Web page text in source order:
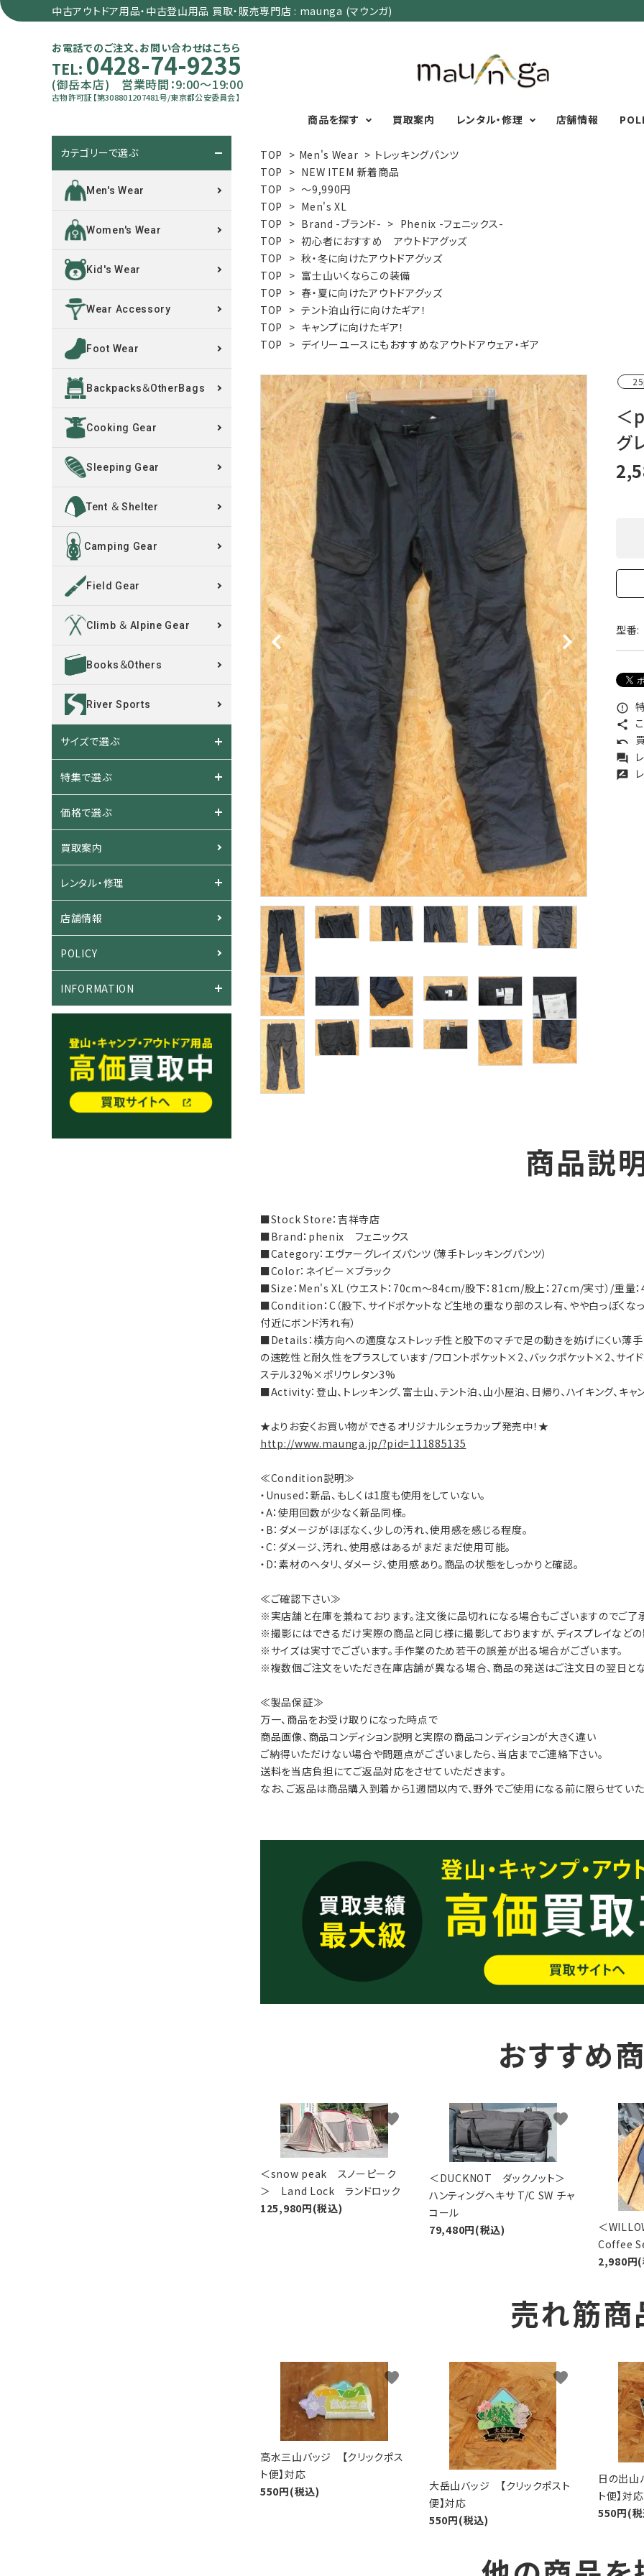
中古アウトドア用品・中古登山用品 買取・販売専門店 : maunga (マウンガ)
お電話でのご注文、お問い合わせはこちら
TEL: 0428-74-9235
(御岳本店) 営業時間：9:00～19:00
古物許可証【第308801207481号/東京都公安委員会】
商品を探す
Men's Wear
Women's Wear
Kid's Wear
Wear Accessory
Foot Wear
Backpacks＆
OtherBags
Cooking Gear
Tent ＆ Shelter
Camping Gear
Field Gear
Climb ＆ Alpine
Books＆Others
River Sports
MENS
XXSXS
ギア
テント泊山行に向けた
ア！
沢登りに向けたウェア
ア！
トレイルラン向けウェア
ア！
キャンプに向けたギア！
買取案内 レンタル・修理 店舗情報
レンタル・修理
INFORMATION
ACCOUNT MENU
ようこそ ゲスト 様
ログイン
TOP > Men's Wear > トレッキングパンツ
TOP > NEW ITEM 新着商品
TOP > ～9,990円
TOP > Men's XL
TOP > Brand -ブランド- > Phenix -フェニックス-
TOP > 初心者におすすめ アウトドアグッズ
TOP > 秋・冬に向けたアウトドアグッズ
TOP > 富士山いくならこの装備
TOP > 春・夏に向けたアウトドアグッズ
TOP > テント泊山行に向けたギア！
TOP > キャンプに向けたギア！
TOP > デイリーユースにもおすすめなアウトドアウェア・ギア
＜
グ
型番:
error_outline
share
undo
forum
rate_review
商品説
■Stock Store：吉祥寺店
■Brand：phenix フェニックス
■Category：エヴァーグレイズパンツ（薄手トレッキングパンツ）
■Color：ネイビー×ブラック
■Size：Men's XL（ウエスト：70cm～84cm/股下：81cm/股上：27cm/実寸）/重量
■Condition：C（股下、サイドポケットなど生地の重なり部のスレ有、やや白っぽく
付近にボンド汚れ有）
■Details：横方向への適度なストレッチ性と股下のマチで足の動きを妨げにくい薄手
の速乾性と耐久性をプラスしています/フロントポケット×2、バックポケット×2、サ
ステル32%×ポリウレタン3%
■Activity：登山、トレッキング、富士山、テント泊、山小屋泊、日帰り、ハイキング、キャ
★よりお安くお買い物ができるオリジナルシェラカップ発売中！★
http://www.maunga.jp/?pid=111885135
≪Condition説明≫
・Unused：新品、もしくは1度も使用をしていない。
・A：使用回数が少なく新品同様。
・B：ダメージがほぼなく、少しの汚れ、使用感を感じる程度。
・C：ダメージ、汚れ、使用感はあるがまだまだ使用可能。
・D：素材のヘタリ、ダメージ、使用感あり。商品の状態をしっかりと確認。
≪ご確認下さい≫
※実店舗と在庫を兼ねております。注文後に品切れになる場合もございますのでご了
※撮影にはできるだけ実際の商品と同じ様に撮影しておりますが、ディスプレイなど
※サイズは実寸でございます。手作業のため若干の誤差が出る場合がございます。
※複数個ご注文をいただき在庫店舗が異なる場合、商品の発送はご注文日の翌日とな
≪製品保証≫
万一、商品をお受け取りになった時点で
商品画像、商品コンディション説明と実際の商品コンディションが大きく違い
ご納得いただけない場合や問題点がございましたら、当店までご連絡下さい。
送料を当店負担にてご返品対応をさせていただきます。
なお、ご返品は商品購入到着から1週間以内で、野外でご使用になる前に限らせてい
おすすめ
＜snow peak スノーピーク
＞ Land Lock ランドロック
125,980円(税込)
favorite
＜DUCKNOT ダックノット＞
ハンティングヘキサ T/C SW チャ
コール
79,480円(税込)
favorite
＜
Coffee
2,980円
売れ筋商
高水三山バッジ 【クリックポス
ト便】対応
550円(税込)
favorite
大岳山バッジ 【クリックポスト
便】対応
550円(税込)
favorite
日の出山
ト便】対応
550円(
カテゴリーで選ぶ
Men's Wear
Women's Wear
Kid's Wear
Wear Accessory
Foot Wear
Backpacks＆OtherBags
Cooking Gear
Sleeping Gear
Tent ＆ Shelter
Camping Gear
Field Gear
Climb ＆ Alpine Gear
Books＆Others
River Sports
サイズで選ぶ
特集で選ぶ
価格で選ぶ
買取案内
レンタル・修理
店舗情報
POLICY
INFORMATION